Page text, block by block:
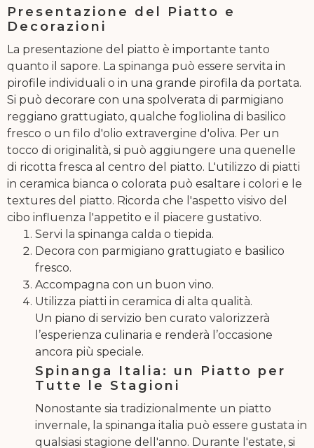
Presentazione del Piatto e
Decorazioni
La presentazione del piatto è importante tanto
quanto il sapore. La spinanga può essere servita in
pirofile individuali o in una grande pirofila da portata.
Si può decorare con una spolverata di parmigiano
reggiano grattugiato, qualche fogliolina di basilico
fresco o un filo d'olio extravergine d'oliva. Per un
tocco di originalità, si può aggiungere una quenelle
di ricotta fresca al centro del piatto. L'utilizzo di piatti
in ceramica bianca o colorata può esaltare i colori e le
textures del piatto. Ricorda che l'aspetto visivo del
cibo influenza l'appetito e il piacere gustativo.
Servi la spinanga calda o tiepida.
Decora con parmigiano grattugiato e basilico
fresco.
Accompagna con un buon vino.
Utilizza piatti in ceramica di alta qualità.
Un piano di servizio ben curato valorizzerà
l’esperienza culinaria e renderà l’occasione
ancora più speciale.
Spinanga Italia: un Piatto per
Tutte le Stagioni
Nonostante sia tradizionalmente un piatto
invernale, la spinanga italia può essere gustata in
qualsiasi stagione dell'anno. Durante l'estate, si